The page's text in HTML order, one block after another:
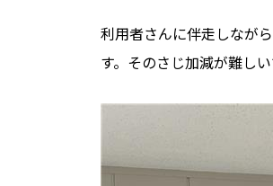
利用者さんに伴走しなが
す。そのさじ加減が難しい